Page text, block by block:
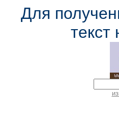
Для
текст